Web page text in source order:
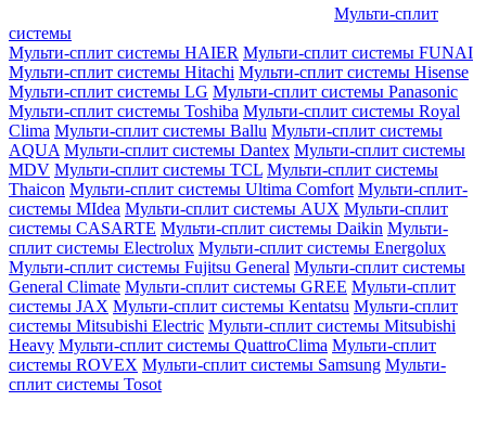
Мульти-сплит
системы
Мульти-сплит системы HAIER Мульти-сплит системы FUNAI
Мульти-сплит системы Hitachi Мульти-сплит системы Hisense
Мульти-сплит системы LG Мульти-сплит системы Panasonic
Мульти-сплит системы Toshiba Мульти-сплит системы Royal
Clima Мульти-сплит системы Ballu Мульти-сплит системы
AQUA Мульти-сплит системы Dantex Мульти-сплит системы
MDV Мульти-сплит системы TCL Мульти-сплит системы
Thaicon Мульти-сплит системы Ultima Comfort Мульти-сплит-
системы MIdea Мульти-сплит системы AUX Мульти-сплит
системы CASARTE Мульти-сплит системы Daikin Мульти-
сплит системы Electrolux Мульти-сплит системы Energolux
Мульти-сплит системы Fujitsu General Мульти-сплит системы
General Climate Мульти-сплит системы GREE Мульти-сплит
системы JAX Мульти-сплит системы Kentatsu Мульти-сплит
системы Mitsubishi Electric Мульти-сплит системы Mitsubishi
Heavy Мульти-сплит системы QuattroClima Мульти-сплит
системы ROVEX Мульти-сплит системы Samsung Мульти-
сплит системы Tosot